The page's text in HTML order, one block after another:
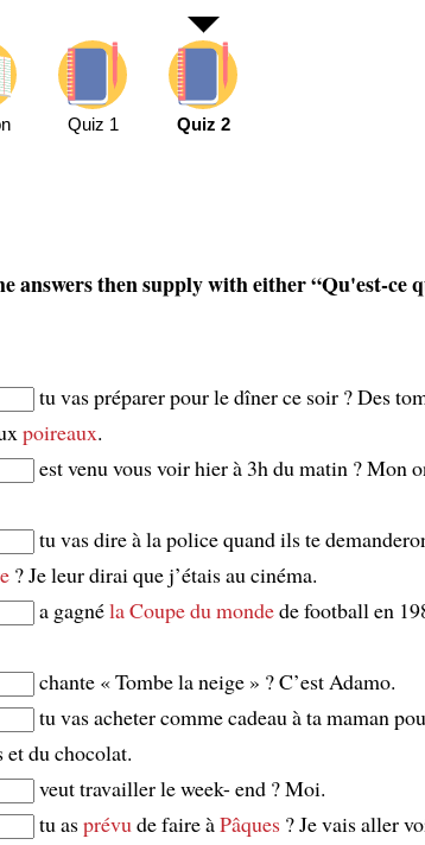
Quiz 1 Quiz 2
answers then supply with either “Qu'est-ce
tu vas préparer pour le dîner ce soir ? Des
poireaux.
est venu vous voir hier à 3h du matin ? Mon
tu vas dire à la police quand ils te
? Je leur dirai que j’étais au cinéma.
a gagnéla Coupe du mondede football en
chante « Tombe la neige » ? C’est Adamo.
tu vas acheter comme cadeau à ta maman
du chocolat.
veut travailler le week- end ? Moi.
tu asprévude faire àPâques? Je vais aller